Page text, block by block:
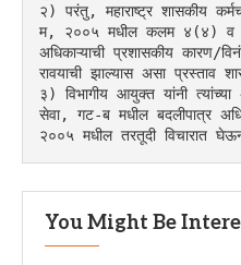
२) परंतु, महाराष्ट्र शासकीय
म, २००५ मधील कलम ४(४) व
अधिकाऱ्याची प्रशासकीय कारण/
रावयाची झाल्यास असा प्रस्ताव
३) विभागीय आयुक्त यांनी त्यांच्या
सेवा, गट-ब मधील बदलीपात्र
२००५ मधील तरतूदी विचारात घेऊन
You Might Be